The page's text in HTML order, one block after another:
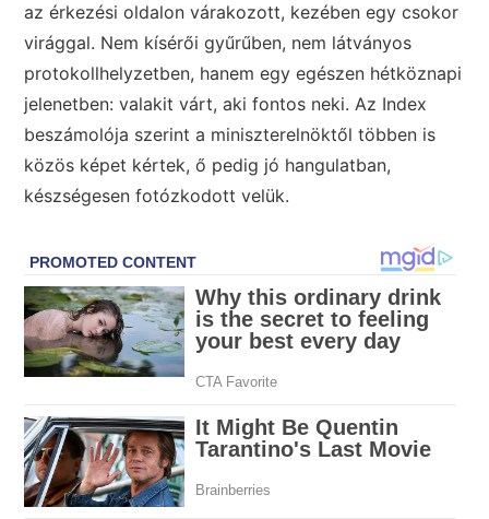
az érkezési oldalon várakozott, kezében egy csokor
virággal. Nem kísérői gyűrűben, nem látványos
protokollhelyzetben, hanem egy egészen hétköznapi
jelenetben: valakit várt, aki fontos neki. Az Index
beszámolója szerint a miniszterelnöktől többen is
közös képet kértek, ő pedig jó hangulatban,
készségesen fotózkodott velük.